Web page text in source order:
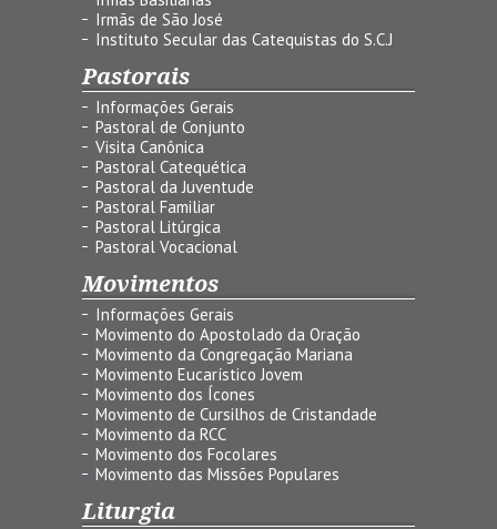
Irmãs de São José
Instituto Secular das Catequistas do S.C.J
Pastorais
Informações Gerais
Pastoral de Conjunto
Visita Canônica
Pastoral Catequética
Pastoral da Juventude
Pastoral Familiar
Pastoral Litúrgica
Pastoral Vocacional
Movimentos
Informações Gerais
Movimento do Apostolado da Oração
Movimento da Congregação Mariana
Movimento Eucarístico Jovem
Movimento dos Ícones
Movimento de Cursilhos de Cristandade
Movimento da RCC
Movimento dos Focolares
Movimento das Missões Populares
Liturgia